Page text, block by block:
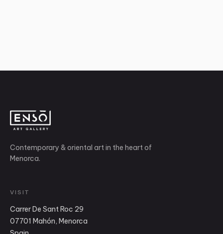
Contemporary & oriental art in the heart of
Menorca.
VISIT
Carrer De Sant Roc 29
07701 Mahón, Menorca